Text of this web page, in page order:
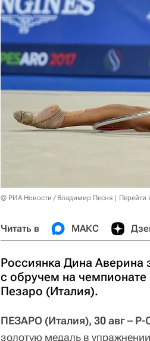
© РИА Новости / Владимир Песня Перейти
Читать в МАКС
Россиянка Дина Аверина
с обручем на
Пезаро (Италия).
ПЕЗАРО (Италия), 30 авг – Р-
золотую медаль в